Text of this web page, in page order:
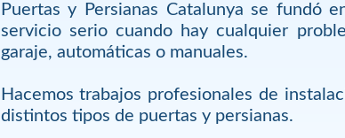
Puertas y Persianas Catalunya se fundó
servicio serio cuando hay cualquier
garaje, automáticas o manuales.
Hacemos trabajos profesionales de
distintos tipos de puertas y persianas.